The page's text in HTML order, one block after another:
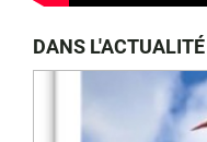
DANS L'ACTUALITÉ